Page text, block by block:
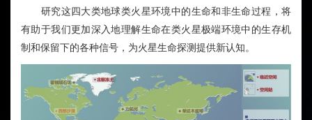
研究这四大类地球类火星环境中的生命和非生命过程，将
有助于我们更加深入地理解生命在类火星极端环境中的生存机
制和保留下的各种信号，为火星生命探测提供新认知。